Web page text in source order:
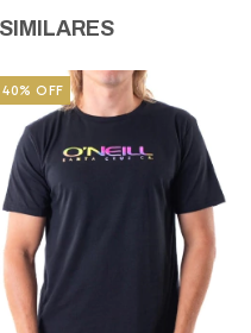
40% OFF